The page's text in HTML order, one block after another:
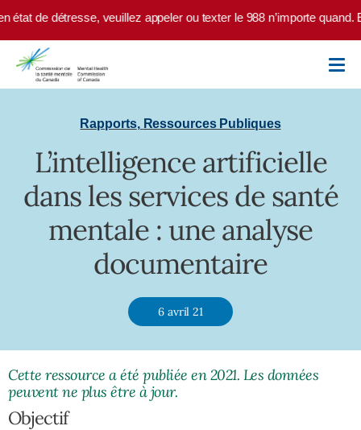
Skip to main content
de détresse, veuillez appeler ou texter le 988 n’importe quand.
Rapports, Ressources Publiques
L’intelligence artificielle
dans les services de santé
mentale : une analyse
documentaire
6 avril 21
Cette ressource a été publiée en 2021. Les données
peuvent ne plus être à jour.
Objectif